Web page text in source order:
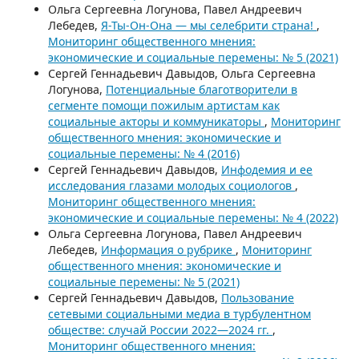
Ольга Сергеевна Логунова, Павел Андреевич
Лебедев, Я-Ты-Он-Она — мы селебрити страна! ,
Мониторинг общественного мнения:
экономические и социальные перемены: № 5 (2021)
Сергей Геннадьевич Давыдов, Ольга Сергеевна
Логунова, Потенциальные благотворители в
сегменте помощи пожилым артистам как
социальные акторы и коммуникаторы , Мониторинг
общественного мнения: экономические и
социальные перемены: № 4 (2016)
Сергей Геннадьевич Давыдов, Инфодемия и ее
исследования глазами молодых социологов ,
Мониторинг общественного мнения:
экономические и социальные перемены: № 4 (2022)
Ольга Сергеевна Логунова, Павел Андреевич
Лебедев, Информация о рубрике , Мониторинг
общественного мнения: экономические и
социальные перемены: № 5 (2021)
Сергей Геннадьевич Давыдов, Пользование
сетевыми социальными медиа в турбулентном
обществе: случай России 2022―2024 гг. ,
Мониторинг общественного мнения: